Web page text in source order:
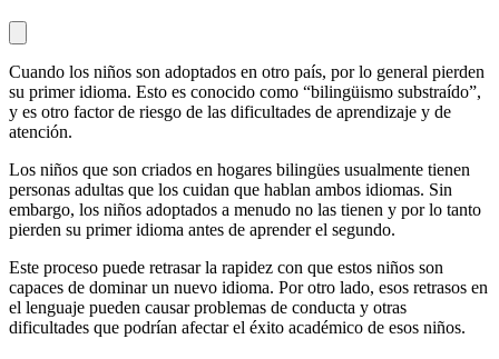
Cuando los niños son adoptados en otro país, por lo general pierden
su primer idioma. Esto es conocido como “bilingüismo substraído”,
y es otro factor de riesgo de las dificultades de aprendizaje y de
atención.
Los niños que son criados en hogares bilingües usualmente tienen
personas adultas que los cuidan que hablan ambos idiomas. Sin
embargo, los niños adoptados a menudo no las tienen y por lo tanto
pierden su primer idioma antes de aprender el segundo.
Este proceso puede retrasar la rapidez con que estos niños son
capaces de dominar un nuevo idioma. Por otro lado, esos retrasos en
el lenguaje pueden causar problemas de conducta y otras
dificultades que podrían afectar el éxito académico de esos niños.